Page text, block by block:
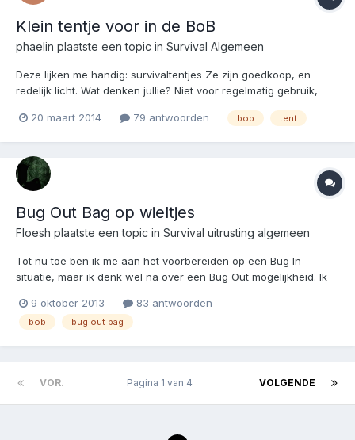
Klein tentje voor in de BoB
phaelin plaatste een topic in Survival Algemeen
Deze lijken me handig: survivaltentjes Ze zijn goedkoop, en
redelijk licht. Wat denken jullie? Niet voor regelmatig gebruik,
een paar nachtjes.
20 maart 2014 79 antwoorden bob tent
Bug Out Bag op wieltjes
Floesh plaatste een topic in Survival uitrusting algemeen
Tot nu toe ben ik me aan het voorbereiden op een Bug In
situatie, maar ik denk wel na over een Bug Out mogelijkheid. Ik
waar ik naar toe zou gaan en nog niet beschik over survival
skills. Ik zie iedereen druk bezig met een Bug Out...
9 oktober 2013 83 antwoorden
bob bug out bag
VOR. VOLGENDE
Pagina 1 van 4